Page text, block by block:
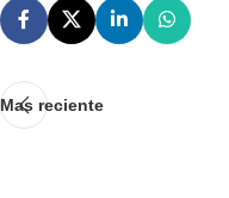
Mas reciente